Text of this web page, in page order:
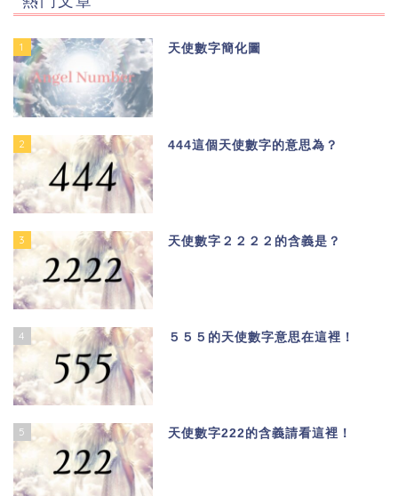
1 天使數字簡化圖
2 444這個天使數字的意思為？
3 天使數字２２２２的含義是？
4 ５５５的天使數字意思在這裡！
5 天使數字222的含義請看這裡！